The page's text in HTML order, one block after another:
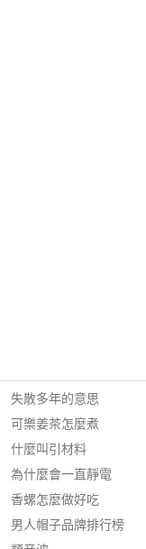
失散多年的意思
可樂姜茶怎麼煮
什麼叫引材料
為什麼會一直靜電
香螺怎麼做好吃
男人帽子品牌排行榜